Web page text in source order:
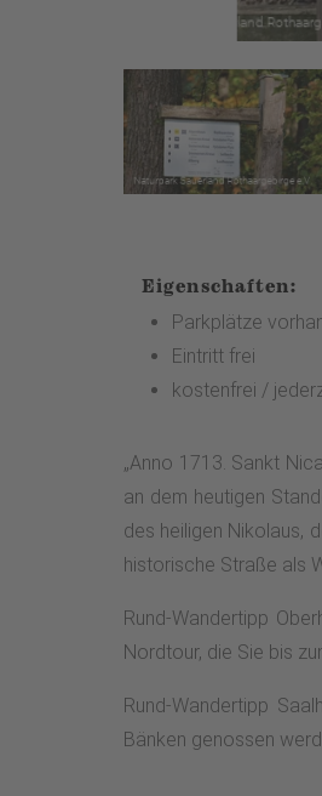
Eigenschaften:
Parkplätze
Eintritt frei
kostenfrei /
„Anno 1713. Sankt
an dem heutigen
des heiligen Nikolaus,
historische Straße als
Rund-Wandertipp
Nordtour, die Sie bis
Rund-Wandertipp
Bänken genossen